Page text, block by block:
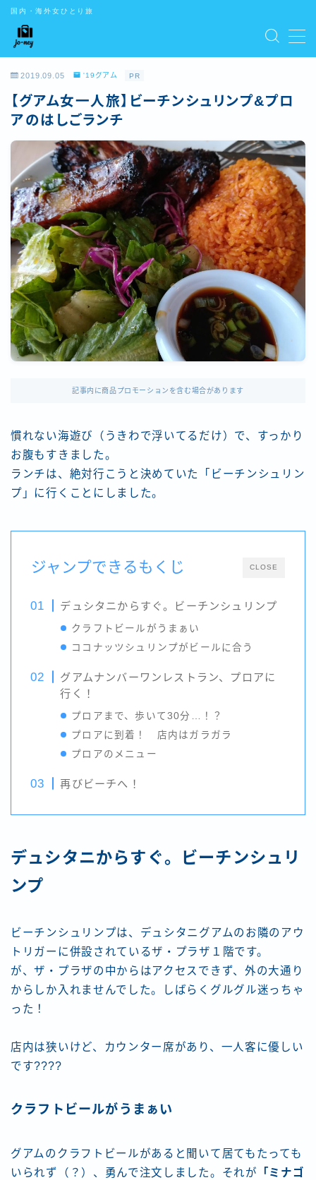
国内・海外女ひとり旅
デモプリセット記事 #5
デモプリセット記事 Part01
デモプリセット記事 Part03
デモプリセット記事 Part07
トップ
はじめての方はこちら
プライバシーポリシー
プライバシーポリシー
利用規約／特定商取引法に基づく表記
有料記事の決済完了ページ
特定商取引法に基づく表記
運営者情報
2019.09.05 '19グアム PR
【グアム女一人旅】ビーチンシュリンプ&プロ
アのはしごランチ
記事内に商品プロモーションを含む場合があります
慣れない海遊び（うきわで浮いてるだけ）で、すっかり
お腹もすきました。
ランチは、絶対行こうと決めていた「ビーチンシュリン
プ」に行くことにしました。
CLOSE
ジャンプできるもくじ
デュシタニからすぐ。ビーチンシュリンプ
クラフトビールがうまぁい
ココナッツシュリンプがビールに合う
グアムナンバーワンレストラン、プロアに
行く！
プロアまで、歩いて30分…！？
プロアに到着！ 店内はガラガラ
プロアのメニュー
再びビーチへ！
デュシタニからすぐ。ビーチンシュリ
ンプ
ビーチンシュリンプは、デュシタニグアムのお隣のアウ
トリガーに併設されているザ・プラザ１階です。
が、ザ・プラザの中からはアクセスできず、外の大通り
からしか入れませんでした。しばらくグルグル迷っちゃ
った！
店内は狭いけど、カウンター席があり、一人客に優しい
です????
クラフトビールがうまぁい
グアムのクラフトビールがあると聞いて居てもたっても
いられず（？）、勇んで注文しました。それが
「ミナゴ